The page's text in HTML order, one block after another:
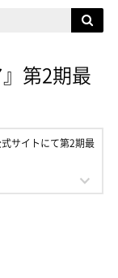
第2期最
サイトにて第2期最